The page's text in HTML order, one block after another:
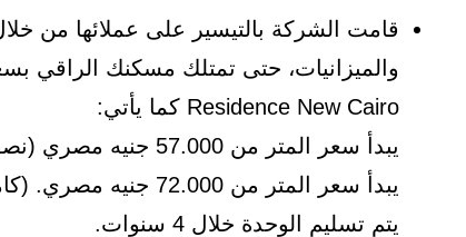
قامت الشركة بالتيسير على عملائها من
Residence New Cairo كما يأتي:
يبدأ سعر المتر من 57.000 جنيه مصري (نصف تشطيب).
يبدأ سعر المتر من 72.000 جنيه مصري. (كاملة التشطيب بالتكييفات).
يتم تسليم الوحدة خلال 4 سنوات.